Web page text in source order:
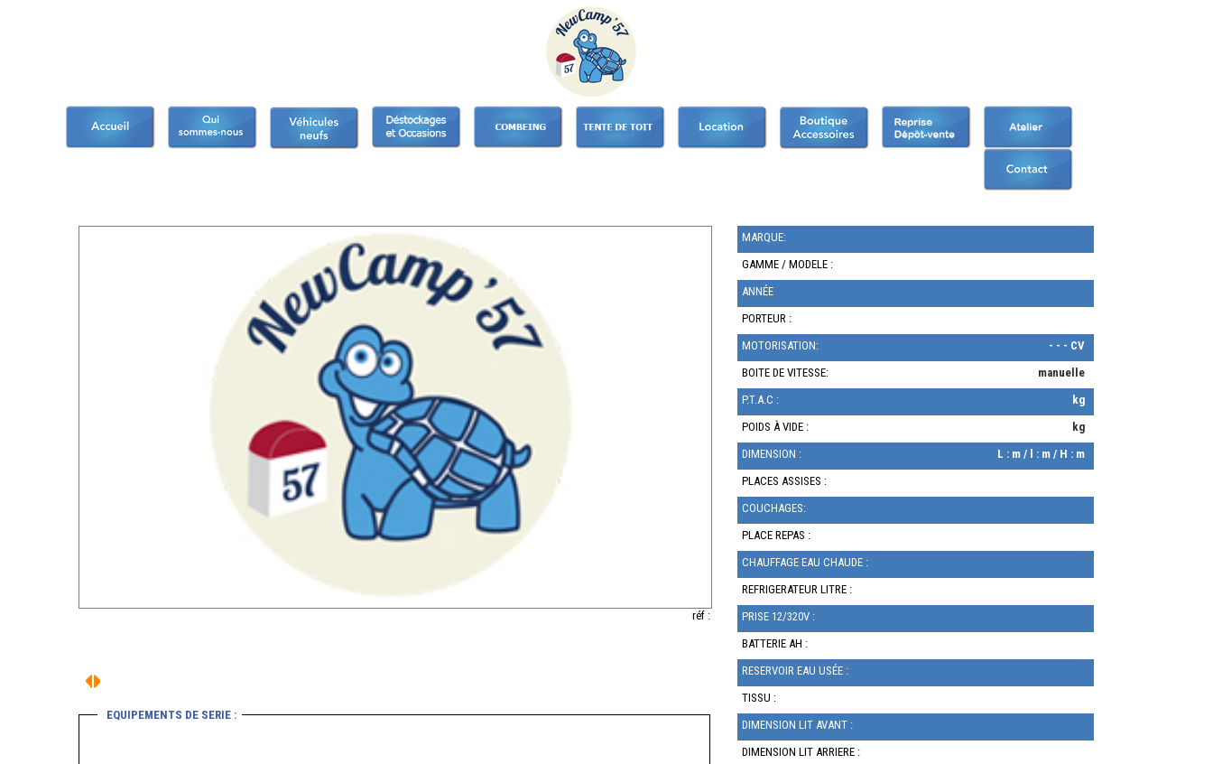
réf :
EQUIPEMENTS DE SERIE :
MARQUE:
GAMME / MODELE :
ANNÉE
PORTEUR :
MOTORISATION:
- - - CV
BOITE DE VITESSE:
manuelle
P.T.A.C :
kg
POIDS À VIDE :
kg
DIMENSION :
L : m / l : m / H : m
PLACES ASSISES :
COUCHAGES:
PLACE REPAS :
CHAUFFAGE EAU CHAUDE :
REFRIGERATEUR LITRE :
PRISE 12/320V :
BATTERIE AH :
RESERVOIR EAU USÉE :
TISSU :
DIMENSION LIT AVANT :
DIMENSION LIT ARRIERE :